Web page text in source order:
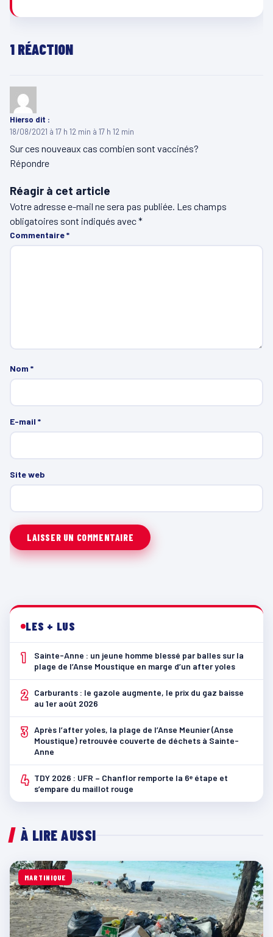
1 RÉACTION
Hierso dit :
18/08/2021 à 17 h 12 min à 17 h 12 min
Sur ces nouveaux cas combien sont vaccinés?
Répondre
Réagir à cet article
Votre adresse e-mail ne sera pas publiée. Les champs
obligatoires sont indiqués avec*
Commentaire*
Nom *
E-mail *
Site web
LES + LUS
1
Sainte-Anne : un jeune homme blessé par balles sur la
plage de l’Anse Moustique en marge d’un after yoles
2
Carburants : le gazole augmente, le prix du gaz baisse
au 1er août 2026
3 Après l’after yoles, la plage de l’Anse Meunier (Anse
Moustique) retrouvée couverte de déchets à Sainte-
Anne
4 TDY 2026 : UFR – Chanflor remporte la 6ᵉ étape et
s’empare du maillot rouge
À LIRE AUSSI
MARTINIQUE